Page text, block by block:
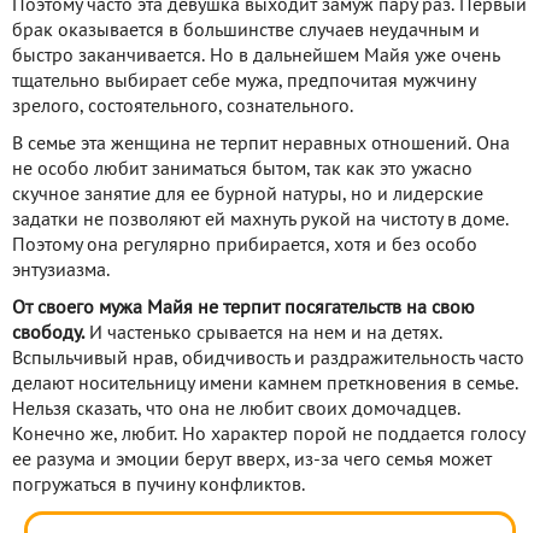
Поэтому часто эта девушка выходит замуж пару раз. Первый
брак оказывается в большинстве случаев неудачным и
быстро заканчивается. Но в дальнейшем Майя уже очень
тщательно выбирает себе мужа, предпочитая мужчину
зрелого, состоятельного, сознательного.
В семье эта женщина не терпит неравных отношений. Она
не особо любит заниматься бытом, так как это ужасно
скучное занятие для ее бурной натуры, но и лидерские
задатки не позволяют ей махнуть рукой на чистоту в доме.
Поэтому она регулярно прибирается, хотя и без особо
энтузиазма.
От своего мужа Майя не терпит посягательств на свою
свободу.И частенько срывается на нем и на детях.
Вспыльчивый нрав, обидчивость и раздражительность часто
делают носительницу имени камнем преткновения в семье.
Нельзя сказать, что она не любит своих домочадцев.
Конечно же, любит. Но характер порой не поддается голосу
ее разума и эмоции берут вверх, из-за чего семья может
погружаться в пучину конфликтов.